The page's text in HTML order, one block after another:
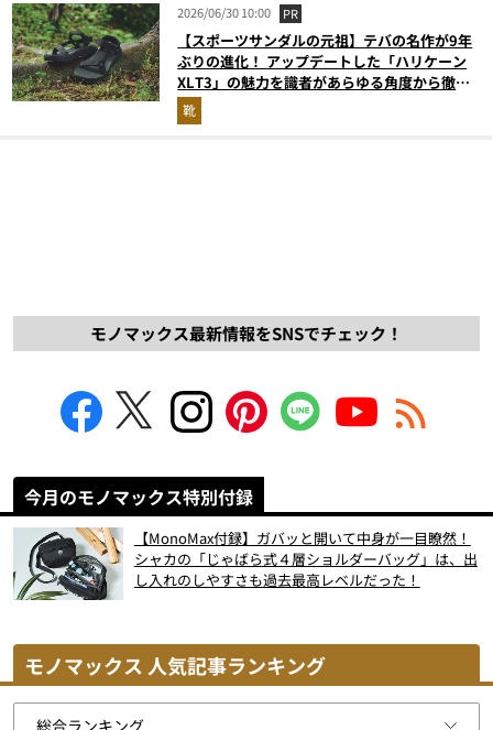
2026/06/30 10:00 PR
【スポーツサンダルの元祖】テバの名作が9年
ぶりの進化！ アップデートした「ハリケーン
XLT3」の魅力を識者があらゆる角度から徹底
解説！
靴
モノマックス最新情報をSNSでチェック！
今月のモノマックス特別付録
【MonoMax付録】ガバッと開いて中身が一目瞭然！
シャカの「じゃばら式４層ショルダーバッグ」は、出
し入れのしやすさも過去最高レベルだった！
モノマックス 人気記事ランキング